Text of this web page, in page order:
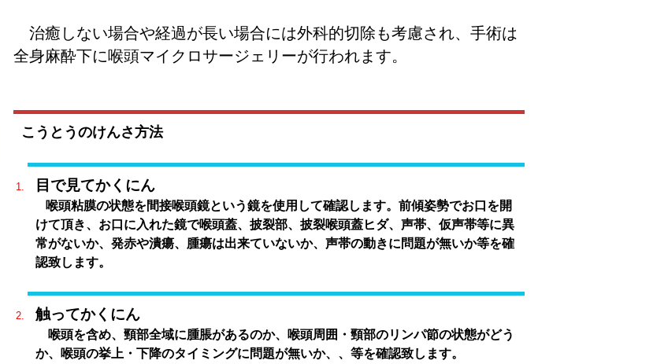
治癒しない場合や経過が長い場合には外科的切除も考慮され、手術は
全身麻酔下に喉頭マイクロサージェリーが行われます。
こうとうのけんさ方法
目で見てかくにん
喉頭粘膜の状態を間接喉頭鏡という鏡を使用して確認します。前傾姿勢でお口を開
けて頂き、お口に入れた鏡で喉頭蓋、披裂部、披裂喉頭蓋ヒダ、声帯、仮声帯等に異
常がないか、発赤や潰瘍、腫瘍は出来ていないか、声帯の動きに問題が無いか等を確
認致します。
触ってかくにん
喉頭を含め、頸部全域に腫脹があるのか、喉頭周囲・頸部のリンパ節の状態がどう
か、喉頭の挙上・下降のタイミングに問題が無いか、、等を確認致します。